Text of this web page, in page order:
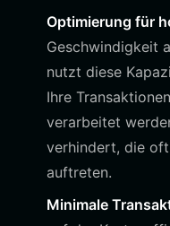
Optimierung für
Geschwindigkeit
nutzt diese
Ihre
verarbeitet
verhindert, die
auftreten.
Minimale